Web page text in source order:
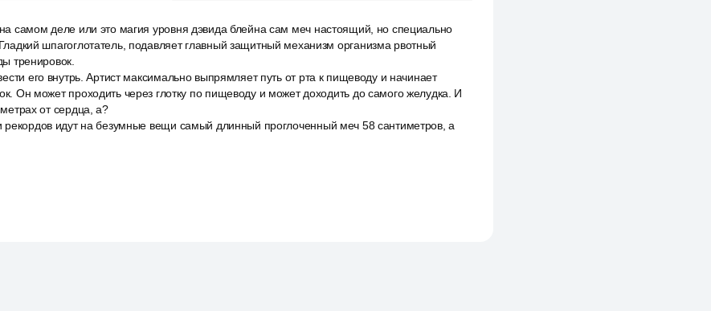
самом деле или это магия уровня дэвида блейна сам меч настоящий, но специально
шпагоглотатель, подавляет главный защитный механизм организма рвотный
тренировок.
его внутрь. Артист максимально выпрямляет путь от рта к пищеводу и начинает
Он может проходить через глотку по пищеводу и может доходить до самого желудка. И
от сердца, а?
рекордов идут на безумные вещи самый длинный проглоченный меч 58 сантиметров, а